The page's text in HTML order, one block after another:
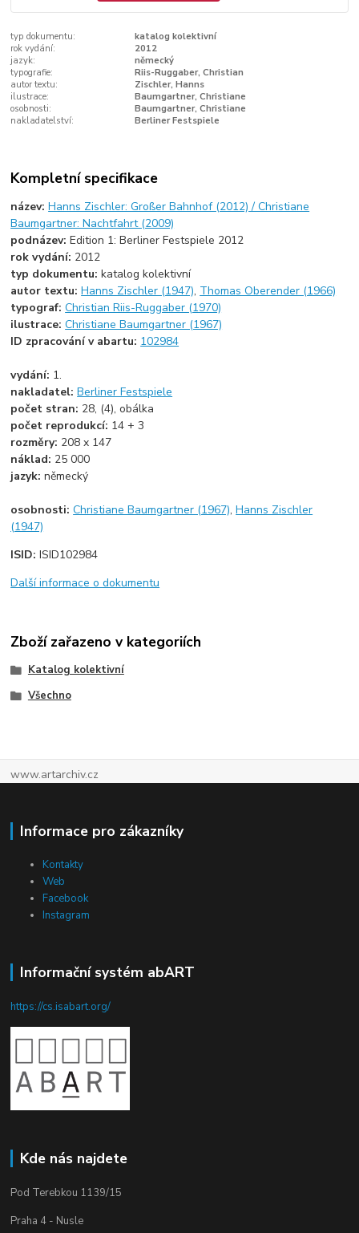
typ dokumentu:
katalog kolektivní
rok vydání:
2012
jazyk:
německý
typografie:
Riis-Ruggaber, Christian
autor textu:
Zischler, Hanns
ilustrace:
Baumgartner, Christiane
osobnosti:
Baumgartner, Christiane
nakladatelství:
Berliner Festspiele
Kompletní specifikace
název:Hanns Zischler: Großer Bahnhof (2012) / Christiane
Baumgartner: Nachtfahrt (2009)
podnázev:Edition 1: Berliner Festspiele 2012
rok vydání: 2012
typ dokumentu:katalog kolektivní
autor textu:Hanns Zischler (1947), Thomas Oberender (1966)
typograf:Christian Riis-Ruggaber (1970)
ilustrace:Christiane Baumgartner (1967)
ID zpracování v abartu: 102984
vydání: 1.
nakladatel:Berliner Festspiele
počet stran: 28, (4), obálka
počet reprodukcí: 14 + 3
rozměry: 208 x 147
náklad: 25 000
jazyk:německý
osobnosti:Christiane Baumgartner (1967),Hanns Zischler
(1947)
ISID:ISID102984
Další informace o dokumentu
Zboží zařazeno v kategoriích
Katalog kolektivní
Všechno
www.artarchiv.cz
Informace pro zákazníky
Kontakty
Web
Facebook
Instagram
Informační systém abART
https://cs.isabart.org/
Kde nás najdete
Pod Terebkou 1139/15
Praha 4 - Nusle